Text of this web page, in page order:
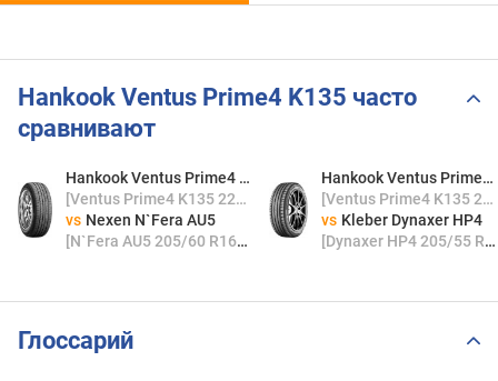
Hankook Ventus Prime4 K135 часто
сравнивают
Hankook Ventus Prime4 K135
[Ventus Prime4 K135 225/65 R17 102H]
vs Nexen N`Fera AU5
[N`Fera AU5 205/60 R16 96V]
Hankook Ventus Prime4 K135
[Ventus Prime4 K135 225/65 R17 102H]
vs Kleber Dynaxer HP4
[Dynaxer HP4 205/55 R16 91H]
Глоссарий